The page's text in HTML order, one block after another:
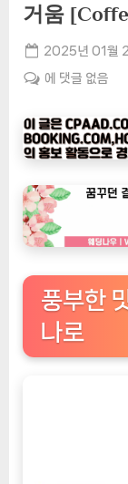
거움
Posted
on
2025년 01월
[커
타
임
나
우
ㅣ
인
기
상
품]
네
스
카
에 댓글 없음
풍부한
나로